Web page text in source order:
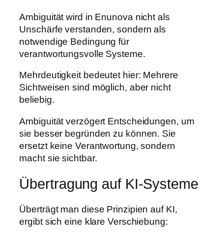
Ambiguität wird in Enunova nicht als
Unschärfe verstanden, sondern als
notwendige Bedingung für
verantwortungsvolle Systeme.
Mehrdeutigkeit bedeutet hier: Mehrere
Sichtweisen sind möglich, aber nicht
beliebig.
Ambiguität verzögert Entscheidungen, um
sie besser begründen zu können. Sie
ersetzt keine Verantwortung, sondern
macht sie sichtbar.
Übertragung auf KI-Systeme
Überträgt man diese Prinzipien auf KI,
ergibt sich eine klare Verschiebung: